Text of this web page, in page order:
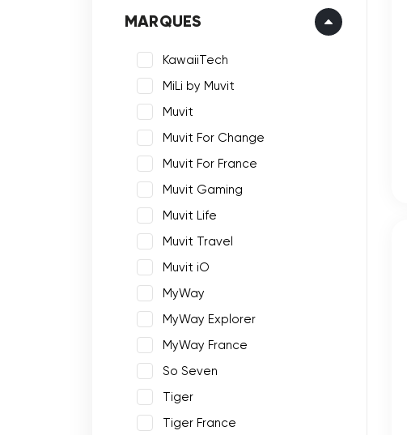
MARQUES
KawaiiTech
MiLi by Muvit
Muvit
Muvit For Change
Muvit For France
Muvit Gaming
Muvit Life
Muvit Travel
Muvit iO
MyWay
MyWay Explorer
MyWay France
So Seven
Tiger
Tiger France